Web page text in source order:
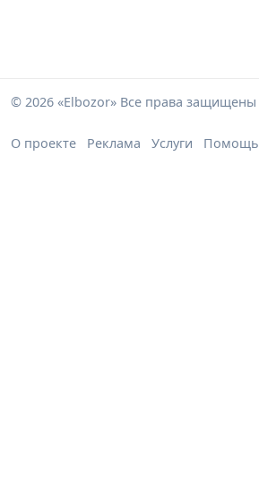
© 2026 «Elbozor» Все права защищены
О проекте Реклама Услуги Помощь